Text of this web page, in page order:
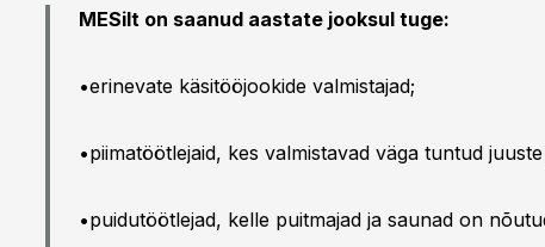
MESilt on saanud aastate jooksul tuge:
•erinevate käsitööjookide valmistajad;
•piimatöötlejaid, kes valmistavad väga tuntud
•puidutöötlejad, kelle puitmajad ja saunad on